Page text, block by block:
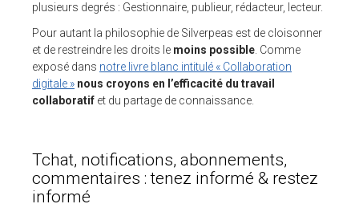
plusieurs degrés : Gestionnaire, publieur, rédacteur, lecteur.
Pour autant la philosophie de Silverpeas est de cloisonner
et de restreindre les droits le moins possible . Comme
exposé dans notre livre blanc intitulé « Collaboration
digitale » nous croyons en l’efficacité du travail
collaboratif et du partage de connaissance.
Tchat, notifications, abonnements,
commentaires : tenez informé & restez
informé